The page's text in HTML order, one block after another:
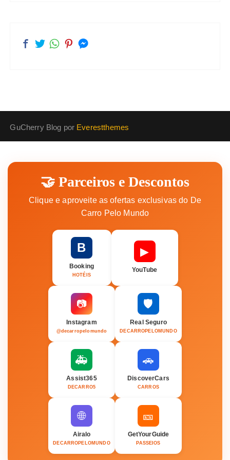
GuCherry Blog por Everestthemes
🤝 Parceiros e Descontos
Clique e aproveite as ofertas exclusivas do De
Carro Pelo Mundo
B
Booking
HOTÉIS
▶
YouTube
📷
Instagram
@decarropelomundo
🛡️
Real Seguro
DECARROPELOMUNDO
🚑
Assist365
DECARRO5
🚗
DiscoverCars
CARROS
🌐
Airalo
DECARROPELOMUNDO
🎫
GetYourGuide
PASSEIOS